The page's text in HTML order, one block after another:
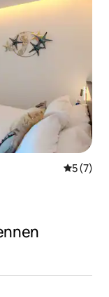
5 (7)